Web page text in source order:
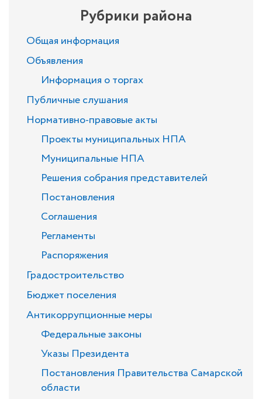
Рубрики района
Общая информация
Объявления
Информация о торгах
Публичные слушания
Нормативно-правовые акты
Проекты муниципальных НПА
Муниципальные НПА
Решения собрания представителей
Постановления
Соглашения
Регламенты
Распоряжения
Градостроительство
Бюджет поселения
Антикоррупционные меры
Федеральные законы
Указы Президента
Постановления Правительства Самарской
области